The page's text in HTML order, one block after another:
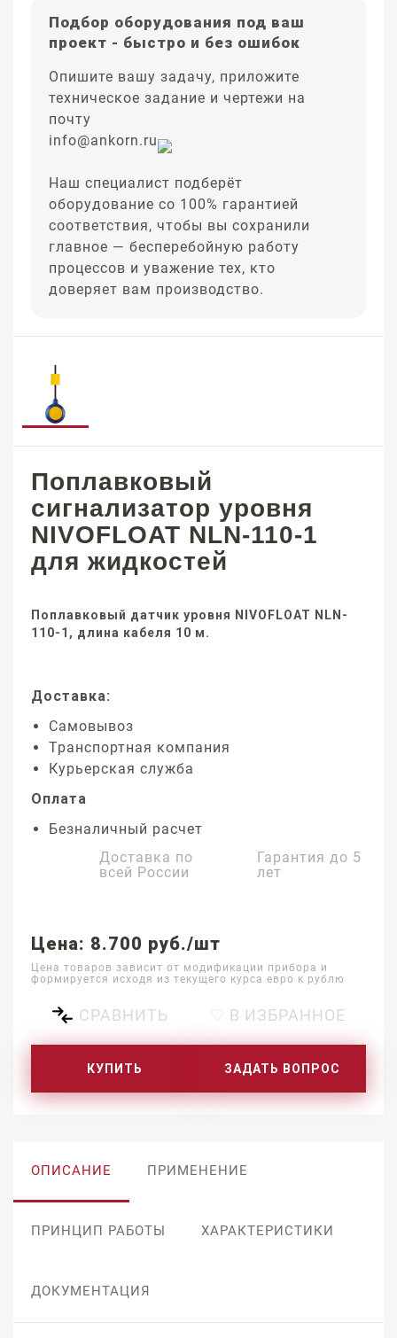
Подбор оборудования под ваш
проект - быстро и без ошибок
Опишите вашу задачу, приложите
техническое задание и чертежи на
почту
info@ankorn.ru
Наш специалист подберёт
оборудование со 100% гарантией
соответствия, чтобы вы сохранили
главное — бесперебойную работу
процессов и уважение тех, кто
доверяет вам производство.
Поплавковый
сигнализатор уровня
NIVOFLOAT NLN-110-1
для жидкостей
Поплавковый датчик уровня NIVOFLOAT NLN-
110-1, длина кабеля 10 м.
Доставка:
Самовывоз
Транспортная компания
Курьерская служба
Оплата
Безналичный расчет
Доставка по
всей России
Гарантия до 5
лет
Цена: 8.700 руб./шт
Цена товаров зависит от модификации прибора и
формируется исходя из текущего курса евро к рублю
СРАВНИТЬ ♡ В ИЗБРАННОЕ
КУПИТЬ ЗАДАТЬ ВОПРОС
ОПИСАНИЕ ПРИМЕНЕНИЕ
ПРИНЦИП РАБОТЫ ХАРАКТЕРИСТИКИ
ДОКУМЕНТАЦИЯ